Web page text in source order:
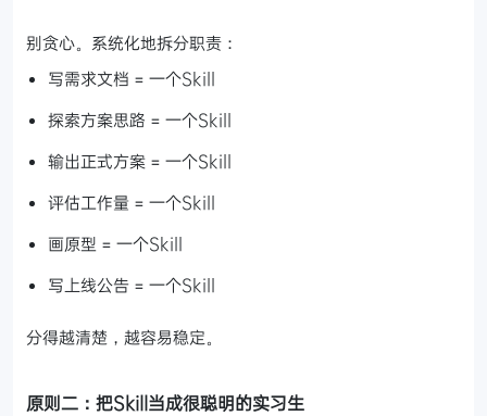
别贪心。系统化地拆分职责：
写需求文档 = 一个Skill
探索方案思路 = 一个Skill
输出正式方案 = 一个Skill
评估工作量 = 一个Skill
画原型 = 一个Skill
写上线公告 = 一个Skill
分得越清楚，越容易稳定。
原则二：把Skill当成很聪明的实习生